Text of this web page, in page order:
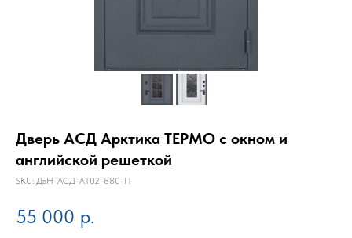
Дверь АСД Арктика ТЕРМО с окном и
английской решеткой
SKU: ДвН-АСД-АТ02-880-П
55 000 р.